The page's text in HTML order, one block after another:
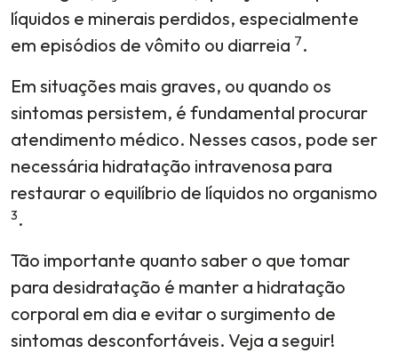
líquidos e minerais perdidos, especialmente
em episódios de vômito ou diarreia 7.
Em situações mais graves, ou quando os
sintomas persistem, é fundamental procurar
atendimento médico. Nesses casos, pode ser
necessária hidratação intravenosa para
restaurar o equilíbrio de líquidos no organismo
3.
Tão importante quanto saber o que tomar
para desidratação é manter a hidratação
corporal em dia e evitar o surgimento de
sintomas desconfortáveis. Veja a seguir!